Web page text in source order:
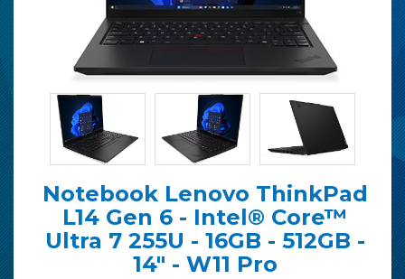
Notebook Lenovo ThinkPad
L14 Gen 6 - Intel® Core™
Ultra 7 255U - 16GB - 512GB -
14" - W11 Pro